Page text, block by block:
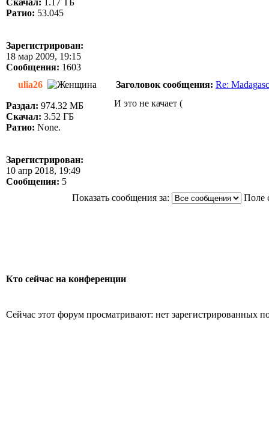
Ратио: 53.045
Зарегистрирован:
18 мар 2009, 19:15
Сообщения: 1603
ulia26
Заголовок сообщения: Re:
Раздал: 974.32 МБ
Скачал: 3.52 ГБ
Ратио: None.
Зарегистрирован:
10 апр 2018, 19:49
Сообщения: 5
И это не качает (
Показать сообщения за: Поле
Кто сейчас на конференции
Сейчас этот форум просматривают: нет зарегистрированных